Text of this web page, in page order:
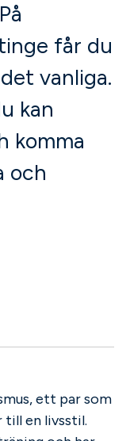
får du
vanliga.
kan
komma
och
ett par som
till en livsstil.